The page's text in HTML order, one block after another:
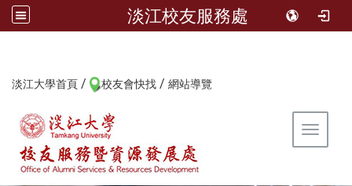
淡江校友服務處
淡江大學首頁 / 校友會快找 / 網站導覽
Toggle